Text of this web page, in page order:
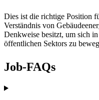
Dies ist die richtige Position
Verständnis von
Denkweise besitzt, um sich
öffentlichen Sektors zu
Job-FAQs